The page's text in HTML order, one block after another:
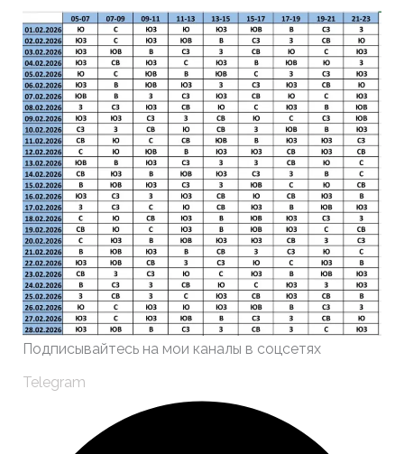
Подписывайтесь на мои каналы в соцсетях
Telegram